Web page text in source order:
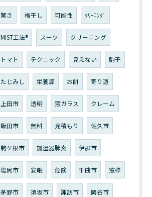
驚き 梅干し 可能性 ｸﾘｰﾆﾝｸﾞ
MIST工法® スーツ クリーニング
トマト テクニック 見えない 胞子
たじみし 栄養源 お餅 寄り道
上田市 透明 窓ガラス クレーム
飯田市 無料 見積もり 佐久市
駒ケ根市 加湿器肺炎 伊那市
塩尻市 安眠 危険 千曲市 窓枠
茅野市 須坂市 諏訪市 岡谷市